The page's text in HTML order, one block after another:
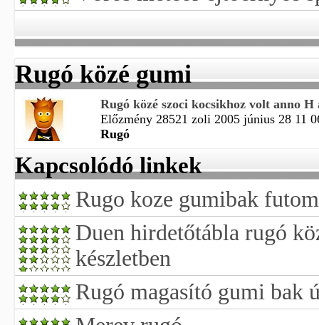
Rugó közé gumi
Rugó közé szoci kocsikhoz volt anno H
Előzmény 28521 zoli 2005 június 28 11
Rugó
Kapcsolódó linkek
Rugo koze gumibak
Duen hirdetőtábla rugó
készletben
Rugó magasító gumi bak